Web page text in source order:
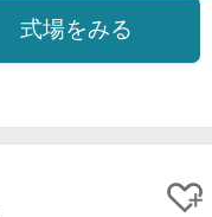
式場をみる